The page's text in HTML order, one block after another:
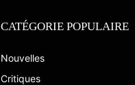
CATÉGORIE POPULAIRE
Nouvelles
Critiques